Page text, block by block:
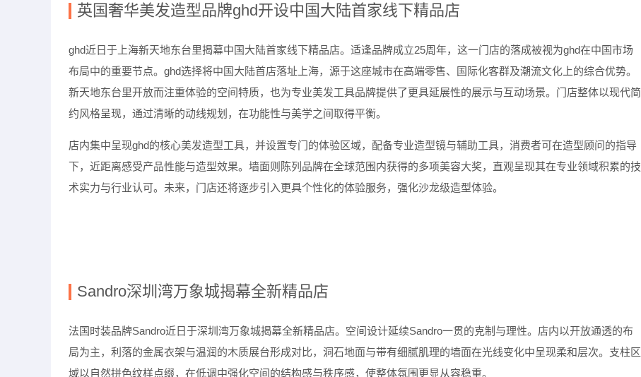
英国奢华美发造型品牌ghd开设中国大陆首家线下精品店
ghd近日于上海新天地东台里揭幕中国大陆首家线下精品店。适逢品牌成立25周年，这一门店的落成被视为ghd在中国市场
布局中的重要节点。 ghd选择将中国大陆首店落址上海，源于这座城市在高端零售、国际化客群及潮流文化上的综合优势。
新天地东台里开放而注重体验的空间特质，也为专业美发工具品牌提供了更具延展性的展示与互动场景。门店整体以现代简
约风格呈现，通过清晰的动线规划，在功能性与美学之间取得平衡。
店内集中呈现ghd的核心美发造型工具，并设置专门的体验区域，配备专业造型镜与辅助工具，消费者可在造型顾问的指导
下，近距离感受产品性能与造型效果。墙面则陈列品牌在全球范围内获得的多项美容大奖，直观呈现其在专业领域积累的技
术实力与行业认可。未来，门店还将逐步引入更具个性化的体验服务，强化沙龙级造型体验。
Sandro深圳湾万象城揭幕全新精品店
法国时装品牌Sandro近日于深圳湾万象城揭幕全新精品店。空间设计延续Sandro一贯的克制与理性。店内以开放通透的布
局为主，利落的金属衣架与温润的木质展台形成对比，洞石地面与带有细腻肌理的墙面在光线变化中呈现柔和层次。支柱区
域以自然拼色纹样点缀，在低调中强化空间的结构感与秩序感，使整体氛围更显从容稳重。